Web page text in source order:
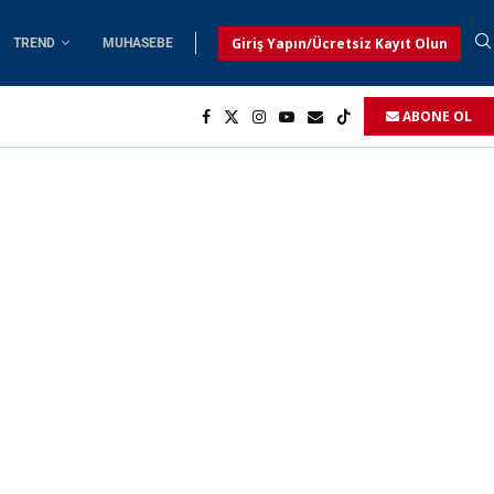
TREND MUHASEBE Giriş Yapın/Ücretsiz Kayıt Olun
ABONE OL